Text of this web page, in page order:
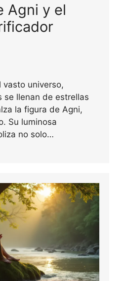
Agni y el
vasto universo,
se llenan de estrellas
la figura de Agni,
Su luminosa
no solo…